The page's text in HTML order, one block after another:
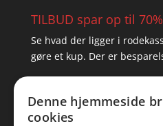
TILBUD spar op til 70%
Se hvad der ligger i
gøre et kup. Der er
Denne hjemmeside
cookies